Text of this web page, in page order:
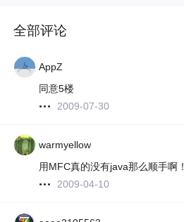
全部评论
AppZ
同意5楼
2009-07-30
warmyellow
用MFC真的没有java那么顺手啊！
2009-04-10